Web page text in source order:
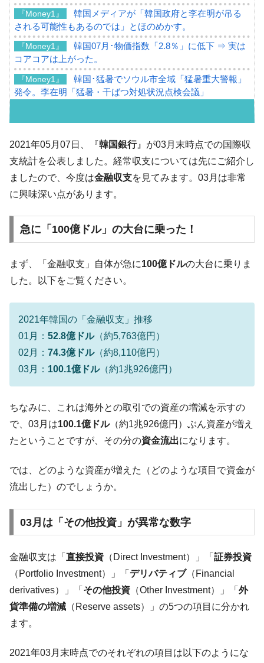
『Money1』
韓国メディアが「韓国政府と李在明が吊る
される可能性もあるのでは」とほのめかす。
『Money1』
韓国07月･物価指数「2.8％」に低下 ⇒ 実は
コアコアは上がった。
『Money1』
韓国･猛暑でソウル市全域「猛暑重大警報」
発令。李在明「猛暑・干ばつ対処状況点検会議」
07月販売台数は去年のほぼ半分「71台」しか売れなかっ
た。『起亜』は9台だけ
『Money1』
韓国「信用赦免を何回やっても、何回やっ
落！
韓国K9専用砲弾･装薬自動供給装甲車両･珍
兵器「K10」が改良に乗り出す。
『Money1』
韓国「2026年07月の輸出入」絶好調。半導
『Money1』
韓国･李在明「青年層の雇用状況が悪い。せ
や、若者に起業させよう」⇒ どんな雇用対策だソレ。
『Money1』
【韓国の外貨準備】2026年07月は4,279億ド
ル。外平債の発行「19.4億ドル」
『Money1』
韓国「ここは北朝鮮なのか。選管がサーバ
ーにウソのデータを入力したのは明白だ」
『Money1』
韓国･李在明さっそく不動産対策で浅薄な発
だ。
『Money1』
『韓国銀行』が「金の保有量を増やしま
す」⇒「金を経由するドル入手」手段ではないのか？
韓国･外為取引量「1日当たり1,214.4億ド
ル」まで拡大 ⇒ 海外資金の動きに強く左右される状態
い「50.5％」に上昇
『Money1』
韓国大統領府ボンクラ政策室長が告発され
断
『Money1』
韓国･警察職員が「丸刈りになって抗議活
動」
『Money1』
中国だけが鉄鋼輸出を異常増加させる ⇒ 中
国の過剰生産が世界を蝕む。
種は全般的「不調」⇒ PSIが示す現況は決して良くない。
2021年05月07日、『韓国銀行』が03月末時点での国際収
支統計を公表しました。経常収支については先にご紹介し
ましたので、今度は金融収支を見てみます。03月は非常
に興味深い点があります。
急に「100億ドル」の大台に乗った！
まず、「金融収支」自体が急に100億ドルの大台に乗りま
した。以下をご覧ください。
2021年韓国の「金融収支」推移
01月： 52.8億ドル（約5,763億円）
02月： 74.3億ドル（約8,110億円）
03月： 100.1億ドル（約1兆926億円）
ちなみに、これは海外との取引での資産の増減を示すの
で、03月は100.1億ドル（約1兆926億円）ぶん資産が増え
たということですが、その分の資金流出になります。
では、どのような資産が増えた（どのような項目で資金が
流出した）のでしょうか。
03月は「その他投資」が異常な数字
金融収支は「 直接投資 （Direct Investment）」「 証券投資
（Portfolio Investment）」「 デリバティブ（Financial
derivatives）」「 その他投資 （Other Investment）」「 外
貨準備の増減 （Reserve assets）」の5つの項目に分かれ
ます。
2021年03月末時点でのそれぞれの項目は以下のようにな